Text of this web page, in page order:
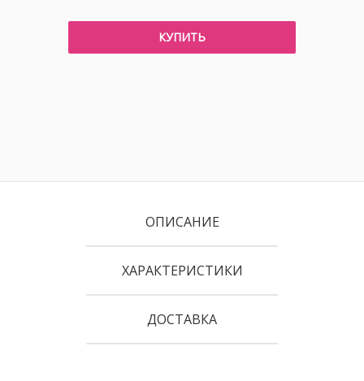
КУПИТЬ
ОПИСАНИЕ
ХАРАКТЕРИСТИКИ
ДОСТАВКА